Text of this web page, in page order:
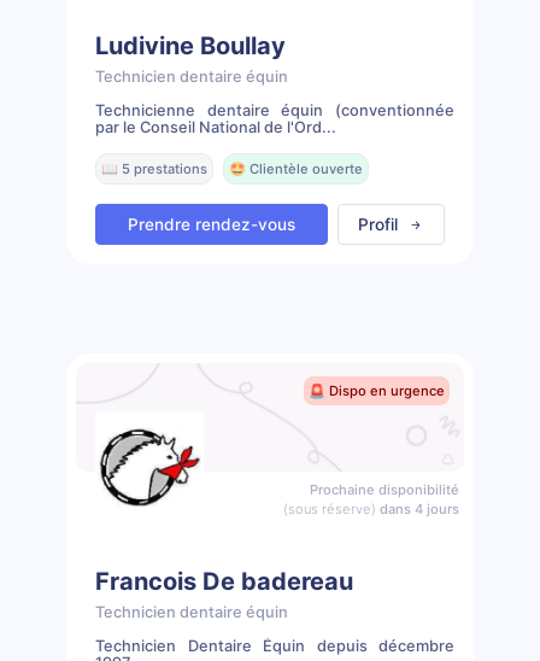
Ludivine Boullay
Technicien dentaire équin
Technicienne dentaire équin (conventionnée
par le Conseil National de l'Ord...
📖 5 prestations 🤩 Clientèle ouverte
Prendre rendez-vous Profil
🚨 Dispo en urgence
Prochaine disponibilité
(sous réserve) dans 4 jours
Francois De badereau
Technicien dentaire équin
Technicien Dentaire Équin depuis décembre